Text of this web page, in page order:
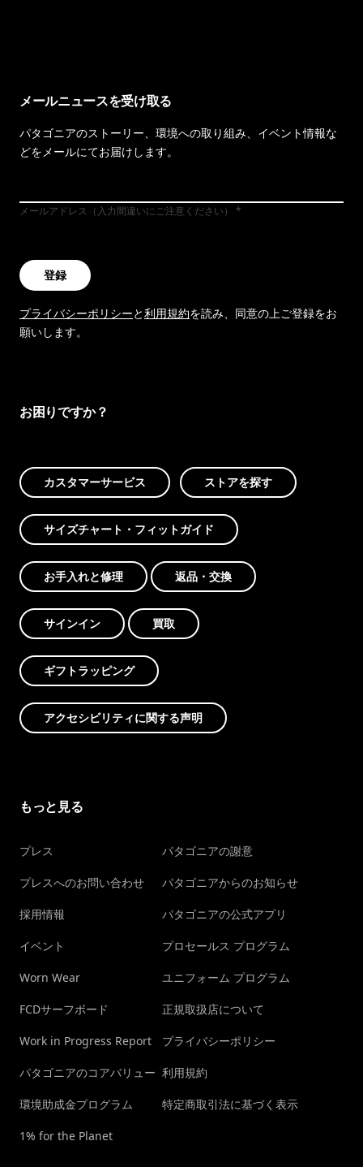
メールニュースを受け取る
パタゴニアのストーリー、環境への取り組み、イベント情報な
どをメールにてお届けします。
メールアドレス（入力間違いにご注意ください）
登録
プライバシーポリシーと利用規約を読み、同意の上ご登録をお
願いします。
お困りですか？
カスタマーサービス ストアを探す
サイズチャート・フィットガイド
お手入れと修理 返品・交換
サインイン 買取
ギフトラッピング
アクセシビリティに関する声明
もっと見る
プレス
プレスへのお問い合わせ
採用情報
イベント
Worn Wear
FCDサーフボード
Work in Progress Report
パタゴニアのコアバリュー
環境助成金プログラム
1% for the Planet
パタゴニアの謝意
パタゴニアからのお知らせ
パタゴニアの公式アプリ
プロセールス プログラム
ユニフォーム プログラム
正規取扱店について
プライバシーポリシー
利用規約
特定商取引法に基づく表示